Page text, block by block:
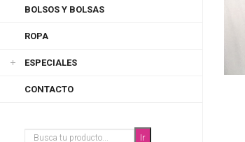
BOLSOS Y BOLSAS
ROPA
ESPECIALES
CONTACTO